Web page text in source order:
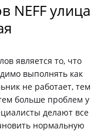
NEFF улица
является то, что
выполнять как
не работает, тем
больше проблем у
делают все
нормальную